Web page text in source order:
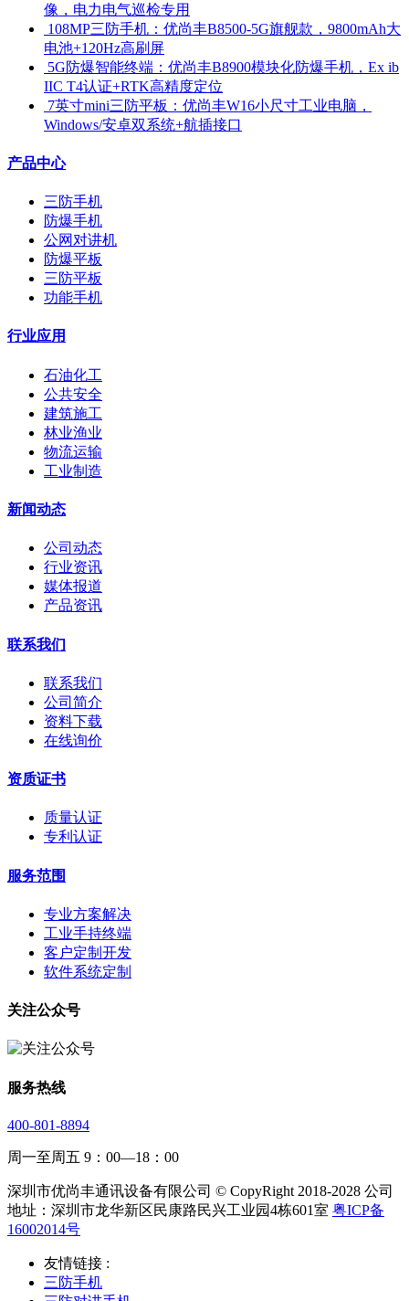
像，电力电气巡检专用
​ 108MP三防手机：优尚丰B8500-5G旗舰款，9800mAh大
电池+120Hz高刷屏
​ 5G防爆智能终端：优尚丰B8900模块化防爆手机，Ex ib
IIC T4认证+RTK高精度定位
​ 7英寸mini三防平板：优尚丰W16小尺寸工业电脑，
Windows/安卓双系统+航插接口
产品中心
三防手机
防爆手机
公网对讲机
防爆平板
三防平板
功能手机
行业应用
石油化工
公共安全
建筑施工
林业渔业
物流运输
工业制造
新闻动态
公司动态
行业资讯
媒体报道
产品资讯
联系我们
联系我们
公司简介
资料下载
在线询价
资质证书
质量认证
专利认证
服务范围
专业方案解决
工业手持终端
客户定制开发
软件系统定制
关注公众号
服务热线
400-801-8894
周一至周五 9：00—18：00
深圳市优尚丰通讯设备有限公司 © CopyRight 2018-2028 公司
地址：深圳市龙华新区民康路民兴工业园4栋601室 粤ICP备
16002014号
友情链接 :
三防手机